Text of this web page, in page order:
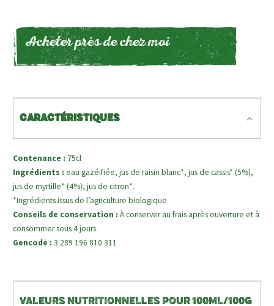
Acheter près de chez moi
CARACTÉRISTIQUES
Contenance : 75cl
Ingrédients : eau gazéifiée, jus de raisin blanc*, jus de cassis* (5%),
jus de myrtille* (4%), jus de citron*.
*Ingrédients issus de l’agriculture biologique
Conseils de conservation : À conserver au frais après ouverture et à
consommer sous 4 jours.
Gencode : 3 289 196 810 311
VALEURS NUTRITIONNELLES POUR 100ML/100G